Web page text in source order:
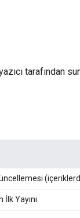
tarafından
İlk Yayını